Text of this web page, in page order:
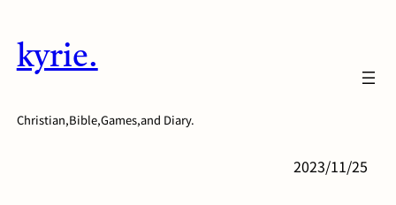
容
を
ッ
kyrie.
Christian,Bible,Games,and Diary.
2023/11/25